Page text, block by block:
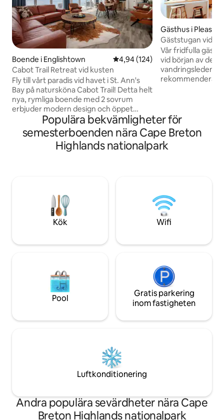
Boende i Englishtown 4,94 av 5 i genomsnittligt
4,94 (124)
Cabot Trail Retreat vid kusten
Fly till vårt paradis vid havet i St. Ann's
Bay på natursköna Cabot Trail! Detta helt
nya, rymliga boende med 2 sovrum
erbjuder modern design och öppet
vardagsrum. Rymmer 6 personer med
ett sovrum med dubbelsäng, ett sovrum
med våningssängar (dubbelsäng på
botten och enkelsäng upptill) och en
Bretons charm och skönhet och skapa
oförglömliga minnen under din vistelse.
Gästhus i
Gäststugan vid
Vår fridfulla
vid början av den
vandringsleden
rekommenderar
gården levererad
augusti när vi är
ger dig ut på
Skyline eller
Populära bekvämligheter för
semesterboenden nära Cape Breton
Highlands nationalpark
Kök Wifi
Pool
Gratis parkering
inom fastigheten
Luftkonditionering
Andra populära sevärdheter nära Cape
Breton Highlands nationalpark